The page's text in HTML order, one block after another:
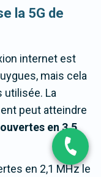
la 5G de
internet est
mais cela
utilisée. La
peut atteindre
en 3,5
en 2,1 MHz le